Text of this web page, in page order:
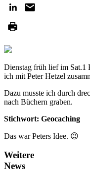
Dienstag früh lief im Sat.1
ich mit Peter Hetzel
Dazu musste ich durch
nach Büchern graben.
Stichwort: Geocaching
Das war Peters Idee. 😉
Weitere
News